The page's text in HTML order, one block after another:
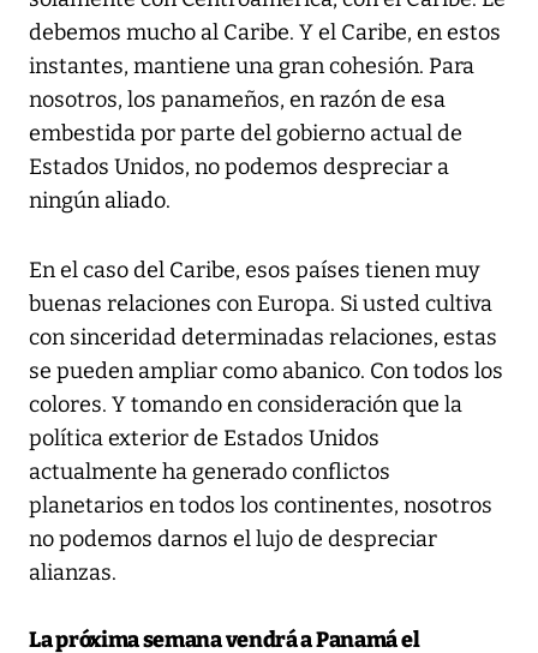
debemos mucho al Caribe. Y el Caribe, en estos
instantes, mantiene una gran cohesión. Para
nosotros, los panameños, en razón de esa
embestida por parte del gobierno actual de
Estados Unidos, no podemos despreciar a
ningún aliado.
En el caso del Caribe, esos países tienen muy
buenas relaciones con Europa. Si usted cultiva
con sinceridad determinadas relaciones, estas
se pueden ampliar como abanico. Con todos los
colores. Y tomando en consideración que la
política exterior de Estados Unidos
actualmente ha generado conflictos
planetarios en todos los continentes, nosotros
no podemos darnos el lujo de despreciar
alianzas.
La próxima semana vendrá a Panamá el